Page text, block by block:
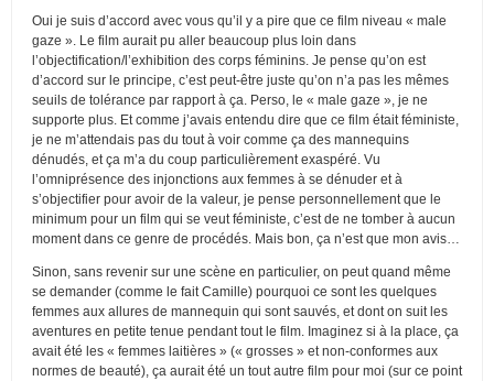
Oui je suis d’accord avec vous qu’il y a pire que ce film niveau « male
gaze ». Le film aurait pu aller beaucoup plus loin dans
l’objectification/l’exhibition des corps féminins. Je pense qu’on est
d’accord sur le principe, c’est peut-être juste qu’on n’a pas les mêmes
seuils de tolérance par rapport à ça. Perso, le « male gaze », je ne
supporte plus. Et comme j’avais entendu dire que ce film était féministe,
je ne m’attendais pas du tout à voir comme ça des mannequins
dénudés, et ça m’a du coup particulièrement exaspéré. Vu
l’omniprésence des injonctions aux femmes à se dénuder et à
s’objectifier pour avoir de la valeur, je pense personnellement que le
minimum pour un film qui se veut féministe, c’est de ne tomber à aucun
moment dans ce genre de procédés. Mais bon, ça n’est que mon avis…
Sinon, sans revenir sur une scène en particulier, on peut quand même
se demander (comme le fait Camille) pourquoi ce sont les quelques
femmes aux allures de mannequin qui sont sauvés, et dont on suit les
aventures en petite tenue pendant tout le film. Imaginez si à la place, ça
avait été les « femmes laitières » (« grosses » et non-conformes aux
normes de beauté), ça aurait été un tout autre film pour moi (sur ce point